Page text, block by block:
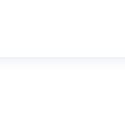
d'eau, buanderie. A l'étage, la
chambres ainsi qu'une pièce
de bureau ou salle de jeux !